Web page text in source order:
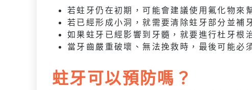
若蛀牙仍在初期，可能會建議使用氟化物來
若已經形成小洞，就需要清除蛀牙部分並補
如果蛀牙已經影響到牙髓，就要進行杜牙根
當牙齒嚴重破壞、無法挽救時，最後可能必
蛀牙可以預防嗎？